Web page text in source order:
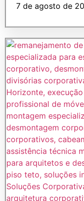
7 de agosto de